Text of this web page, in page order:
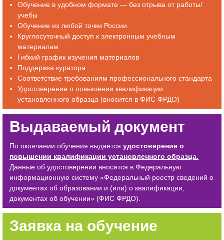
Обучение в удобном формате — без отрыва от работы/
учебы
Обучение из любой точки России
Круглосуточный доступ к электронным учебным
материалам
Гибкий график изучения материалов
Поддержка куратора
Соответствие требованиям профессионального стандарта
Удостоверение о повышении квалификации
установленного образца (вносится в ФИС ФРДО)
Выдаваемый документ
По окончании обучения выдается удостоверение о
повышении квалификации установленного образца.
Данные об удостоверении вносятся в Федеральную
информационную систему «Федеральный реестр сведений о
документах об образовании и (или) о квалификации,
документах об обучении» (ФИС ФРДО).
Заявка на обучение